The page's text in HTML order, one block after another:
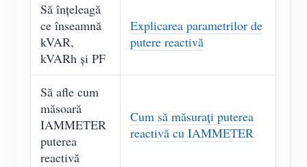
Să înțeleagă
ce înseamnă
kVAR,
kVARh și PF
Explicarea parametrilor de
putere reactivă
Să afle cum
măsoară
IAMMETER
puterea
reactivă
Cum să măsurați puterea
reactivă cu IAMMETER